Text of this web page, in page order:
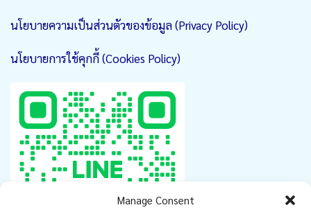
Manage Consent
นโยบายความเป็นส่วนตัวของข้อมูล (Privacy Policy)
นโยบายการใช้คุกกี้ (Cookies Policy)